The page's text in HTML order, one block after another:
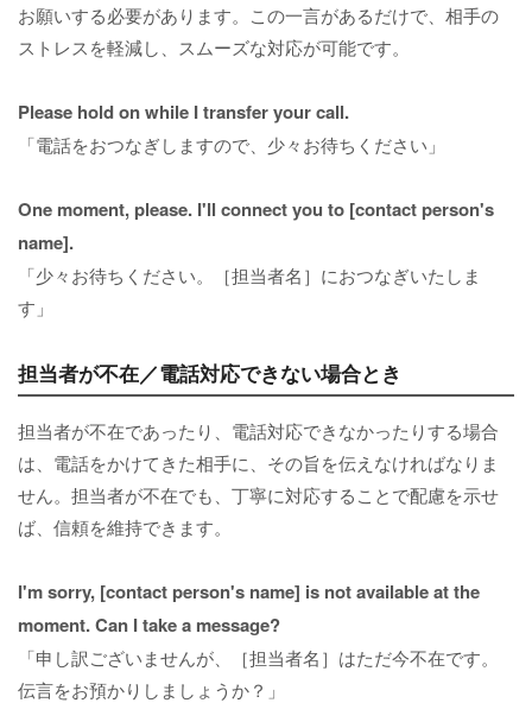
お願いする必要があります。この一言があるだけで、相手の
ストレスを軽減し、スムーズな対応が可能です。
Please hold on while I transfer your call.
「電話をおつなぎしますので、少々お待ちください」
One moment, please. I'll connect you to [contact person's
name].
「少々お待ちください。［担当者名］におつなぎいたしま
す」
担当者が不在／電話対応できない場合とき
担当者が不在であったり、電話対応できなかったりする場合
は、電話をかけてきた相手に、その旨を伝えなければなりま
せん。担当者が不在でも、丁寧に対応することで配慮を示せ
ば、信頼を維持できます。
I'm sorry, [contact person's name] is not available at the
moment. Can I take a message?
「申し訳ございませんが、［担当者名］はただ今不在です。
伝言をお預かりしましょうか？」